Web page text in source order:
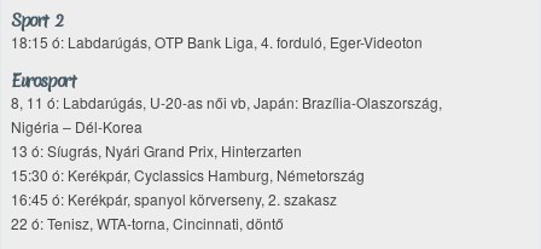
Sport 2
18:15 ó: Labdarúgás, OTP Bank Liga, 4. forduló, Eger-Videoton
Eurosport
8, 11 ó: Labdarúgás, U-20-as női vb, Japán: Brazília-Olaszország,
Nigéria – Dél-Korea
13 ó: Síugrás, Nyári Grand Prix, Hinterzarten
15:30 ó: Kerékpár, Cyclassics Hamburg, Németország
16:45 ó: Kerékpár, spanyol körverseny, 2. szakasz
22 ó: Tenisz, WTA-torna, Cincinnati, döntő